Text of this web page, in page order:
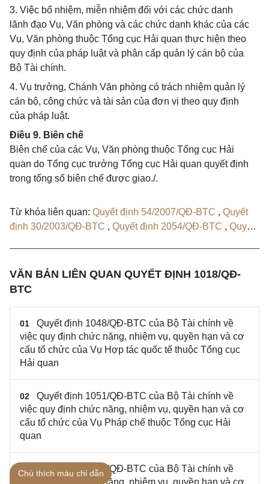
3. Việc bổ nhiệm, miễn nhiệm đối với các chức danh
lãnh đạo Vụ, Văn phòng và các chức danh khác của các
Vụ, Văn phòng thuộc Tổng cục Hải quan thực hiện theo
quy định của pháp luật và phân cấp quản lý cán bộ của
Bộ Tài chính.
4. Vụ trưởng, Chánh Văn phòng có trách nhiệm quản lý
cán bộ, công chức và tài sản của đơn vị theo quy định
của pháp luật.
Điều 9. Biên chế
Biên chế của các Vụ, Văn phòng thuộc Tổng cục Hải
quan do Tổng cục trưởng Tổng cục Hải quan quyết định
trong tổng số biên chế được giao./.
Từ khóa liên quan: Quyết định 54/2007/QĐ-BTC , Quyết
định 30/2003/QĐ-BTC , Quyết định 2054/QĐ-BTC , Quyết
định 1069/QĐ-BTC
VĂN BẢN LIÊN QUAN QUYẾT ĐỊNH 1018/QĐ-
BTC
01
Quyết định 1048/QĐ-BTC của Bộ Tài chính về
việc quy định chức năng, nhiệm vụ, quyền hạn và cơ
cấu tổ chức của Vụ Hợp tác quốc tế thuộc Tổng cục
Hải quan
02
Quyết định 1051/QĐ-BTC của Bộ Tài chính về
việc quy định chức năng, nhiệm vụ, quyền hạn và cơ
cấu tổ chức của Vụ Pháp chế thuộc Tổng cục Hải
quan
03
Quyết định 1066/QĐ-BTC của Bộ Tài chính về
việc quy định chức năng, nhiệm vụ, quyền hạn và cơ
Chú thích màu chỉ dẫn